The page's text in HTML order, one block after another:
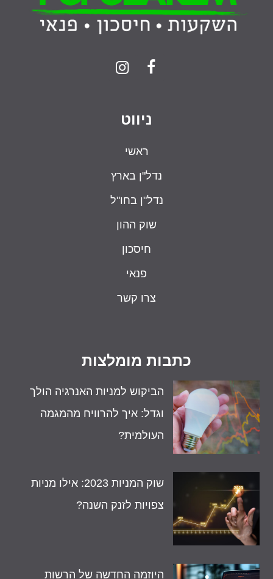
ניווט
ראשי
נדל"ן בארץ
נדל"ן בחו"ל
שוק ההון
חיסכון
פנאי
צרו קשר
כתבות מומלצות
הביקוש למניות האנרגיה הולך
וגדל: איך להרוויח מהמגמה
העולמית?
שוק המניות 2023: אילו מניות
צפויות לזנק השנה?
היוזמה החדשה של הרשות